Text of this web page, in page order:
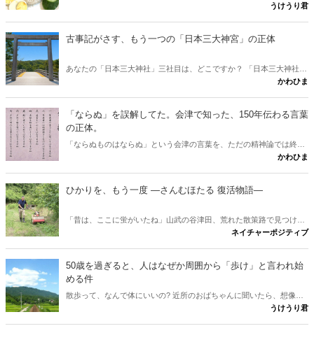
は行けない方が、ナシレマ というナシレマ皿から両国の違いを味わ
いとか？ その意外な理由と、日本にいながら本場に迫れる楽しみ方
をご紹介します。
うけうり君
古事記がさす、もう一つの「日本三大神宮」の正体
あなたの「日本三大神社」三社目は、どこですか？ 「日本三大神社の
三社目はどこか」という素朴な疑問に、古事記と日本書紀から答えが
は熱田や春日と考えます。けれど古典をたどると、奈良に眠る意外な
一社が浮かびました。行きたくなりますね。
かわひま
「ならぬ」を誤解してた。会津で知った、150年伝わる言葉
の正体。
「ならぬものはならぬ」という会津の言葉を、ただの精神論では終わ
らせません。多くの人が思う「理屈抜きでダメ」という解釈は、実は
が、なぜ百五十年を越えて胸を打つのか。その正体と、会津観光に出
かけたくなる問いかけを書きたいと思います。
かわひま
ひかりを、もう一度 ―さんむほたる 復活物語―
「昔は、ここに蛍がいたね」山武の谷津田、荒れた散策路で見つけ
た、たった一匹のホタル。その小さな光から、世代を越えて受け継が
着想を得た物語です。登場人物は仮名で、一部に脚色を含みます。
ネイチャーポジティブ
50歳を過ぎると、人はなぜか周囲から「歩け」と言われ始
める件
散歩って、なんで体にいいの? 近所のおばちゃんに聞いたら、想像の
斜め上だった件。言われるがまま歩いていた男が、ついに「理由」を
うけうり君